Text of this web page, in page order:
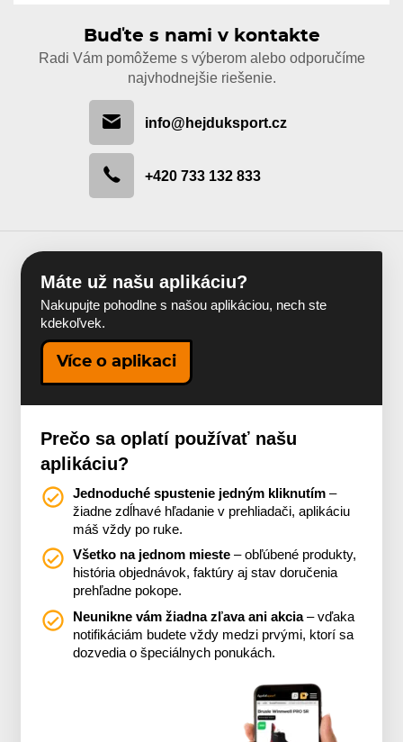
Buďte s nami v kontakte
Radi Vám pomôžeme s výberom alebo odporučíme
najvhodnejšie riešenie.
info@hejduksport.cz
+420 733 132 833
Máte už našu aplikáciu?
Nakupujte pohodlne s našou aplikáciou, nech ste
kdekoľvek.
Více o aplikaci
Prečo sa oplatí používať našu
aplikáciu?
Jednoduché spustenie jedným kliknutím –
žiadne zdĺhavé hľadanie v prehliadači, aplikáciu
máš vždy po ruke.
Všetko na jednom mieste – obľúbené produkty,
história objednávok, faktúry aj stav doručenia
prehľadne pokope.
Neunikne vám žiadna zľava ani akcia– vďaka
notifikáciám budete vždy medzi prvými, ktorí sa
dozvedia o špeciálnych ponukách.